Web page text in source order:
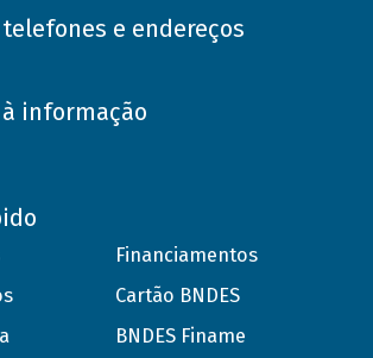
e endereços
à informação
Financiamentos
Cartão BNDES
BNDES Finame